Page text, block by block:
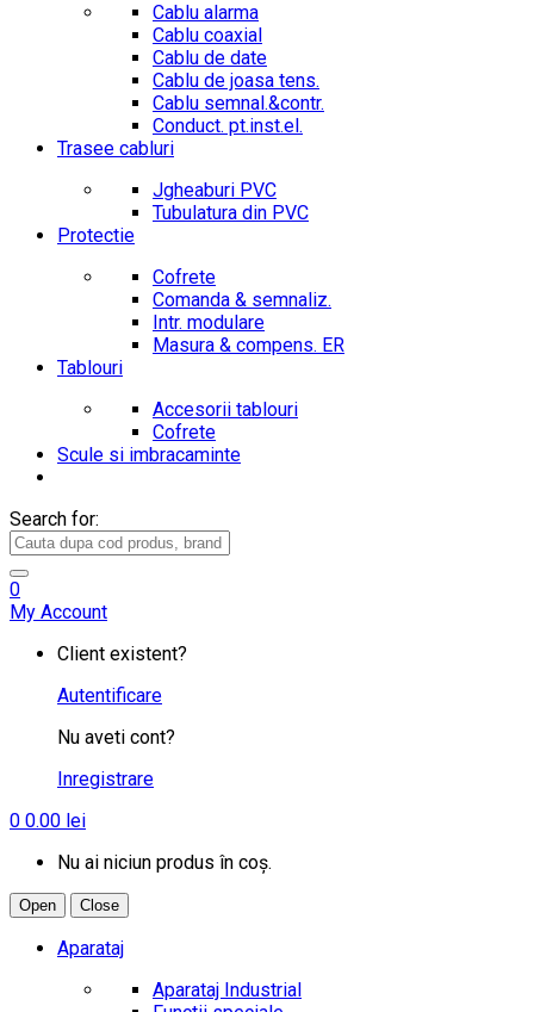
Cablu alarma
Cablu coaxial
Cablu de date
Cablu de joasa tens.
Cablu semnal.&contr.
Conduct. pt.inst.el.
Trasee cabluri
Jgheaburi PVC
Tubulatura din PVC
Protectie
Cofrete
Comanda & semnaliz.
Intr. modulare
Masura & compens. ER
Tablouri
Accesorii tablouri
Cofrete
Scule si imbracaminte
Search for:
0
My Account
Client existent?
Autentificare
Nu aveti cont?
Inregistrare
0 0.00 lei
Nu ai niciun produs în coș.
Open Close
Aparataj
Aparataj Industrial